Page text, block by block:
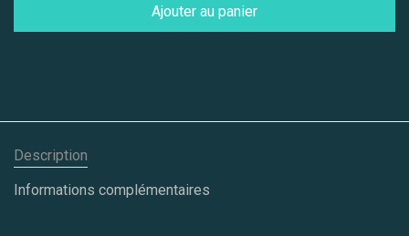
Ajouter au panier
Description
Informations complémentaires